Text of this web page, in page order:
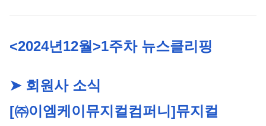
<2024년12월>1주차 뉴스클리핑
➤ 회원사 소식
[㈜이엠케이뮤지컬컴퍼니]뮤지컬